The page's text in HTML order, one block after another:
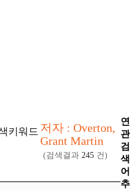
키워드 저자 : Overton,
Grant Martin
(검색결과 245 건)
연
관
검
색
어
추